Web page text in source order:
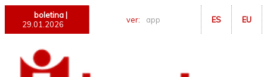
boletina |
29.01.2026
ver: app ES EU